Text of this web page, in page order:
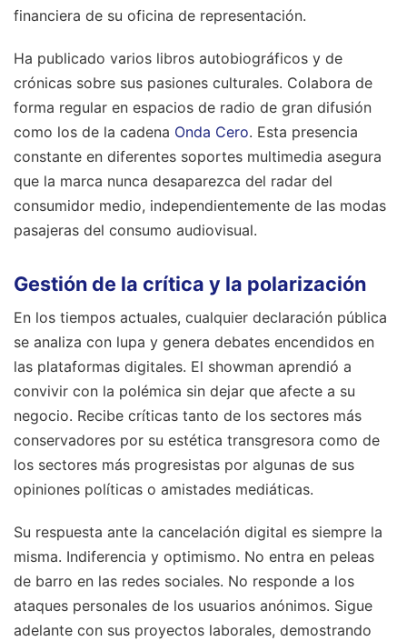
financiera de su oficina de representación.
Ha publicado varios libros autobiográficos y de
crónicas sobre sus pasiones culturales. Colabora de
forma regular en espacios de radio de gran difusión
como los de la cadena Onda Cero. Esta presencia
constante en diferentes soportes multimedia asegura
que la marca nunca desaparezca del radar del
consumidor medio, independientemente de las modas
pasajeras del consumo audiovisual.
Gestión de la crítica y la polarización
En los tiempos actuales, cualquier declaración pública
se analiza con lupa y genera debates encendidos en
las plataformas digitales. El showman aprendió a
convivir con la polémica sin dejar que afecte a su
negocio. Recibe críticas tanto de los sectores más
conservadores por su estética transgresora como de
los sectores más progresistas por algunas de sus
opiniones políticas o amistades mediáticas.
Su respuesta ante la cancelación digital es siempre la
misma. Indiferencia y optimismo. No entra en peleas
de barro en las redes sociales. No responde a los
ataques personales de los usuarios anónimos. Sigue
adelante con sus proyectos laborales, demostrando